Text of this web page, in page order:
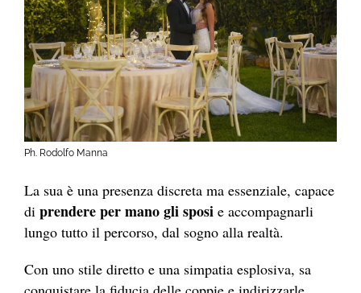
Ph. Rodolfo Manna
La sua è una presenza discreta ma essenziale, capace
di prendere per mano gli sposi e accompagnarli
lungo tutto il percorso, dal sogno alla realtà.
Con uno stile diretto e una simpatia esplosiva, sa